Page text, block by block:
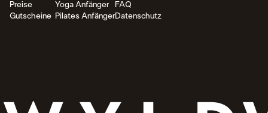
Preise
Gutscheine
Yoga Anfänger
Pilates Anfänger
FAQ
Datenschutz